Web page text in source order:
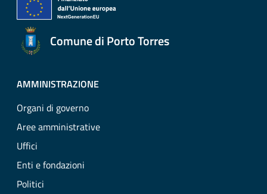
Comune di Porto Torres
AMMINISTRAZIONE
Organi di governo
Aree amministrative
Uffici
Enti e fondazioni
Politici